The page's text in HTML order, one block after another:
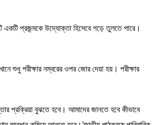
একটি প্রজন্মকে উদ্যোক্তা হিসেবে গড়ে তুলতে পারে।
শুধু পরীক্ষার নম্বরের ওপর জোর দেয়া হয়। পরীক্ষার
প্রক্রিয়া বুঝতে হবে। আমাদের জানতে হবে কীভাবে